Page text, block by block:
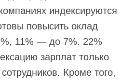
индексируются
повысить оклад
11% — до 7%. 22%
зарплат только
Кроме того,